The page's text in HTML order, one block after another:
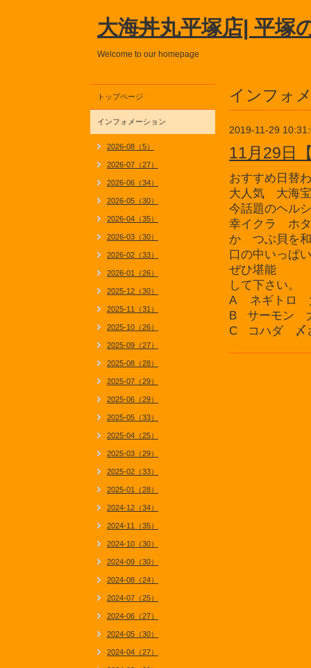
大海丼丸平塚店| 平塚
Welcome to our homepage
インフォ
2019-11-29
11月29日
おすすめ日替
大人気 大海
今話題のヘル
幸イクラ ホ
か つぶ貝を
口の中いっぱ
ぜひ堪能
して下さい。
A ネギトロ
B サーモン
C コハダ 〆
トップページ
インフォメーション
2026-08（5）
2026-07（27）
2026-06（34）
2026-05（30）
2026-04（35）
2026-03（30）
2026-02（33）
2026-01（26）
2025-12（30）
2025-11（31）
2025-10（26）
2025-09（27）
2025-08（28）
2025-07（29）
2025-06（29）
2025-05（33）
2025-04（25）
2025-03（29）
2025-02（33）
2025-01（28）
2024-12（34）
2024-11（35）
2024-10（30）
2024-09（30）
2024-08（24）
2024-07（25）
2024-06（27）
2024-05（30）
2024-04（27）